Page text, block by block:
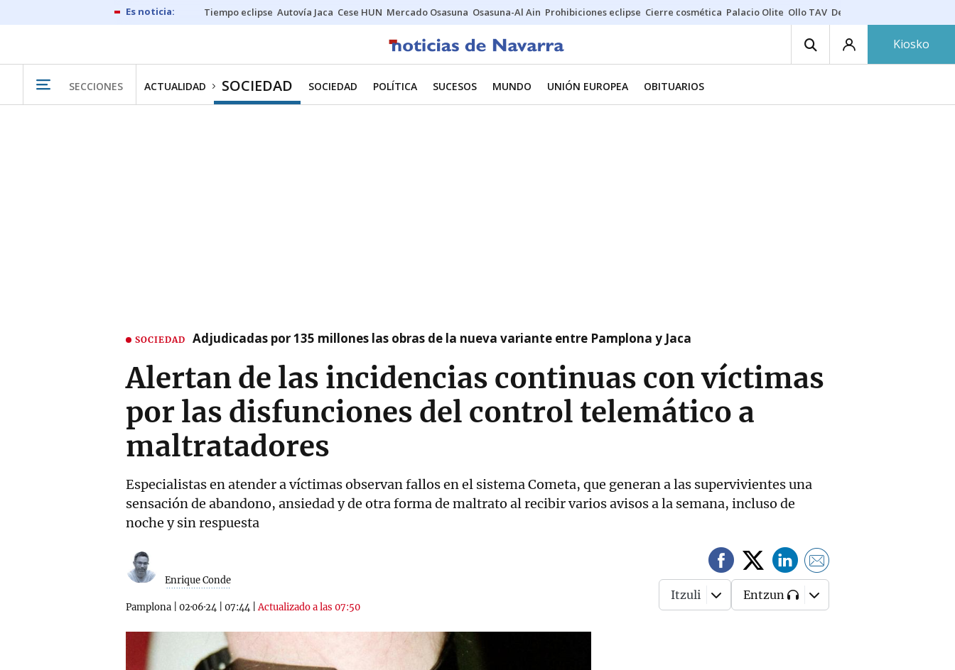
Tiempo eclipse Autovía Jaca Cese HUN Mercado Osasuna Osasuna-Al Ain Prohibiciones eclipse Cierre cosmética Palacio Olite Ollo TAV Derrama vecinos
Kiosko
SECCIONES ACTUALIDAD SOCIEDAD SOCIEDAD POLÍTICA SUCESOS MUNDO UNIÓN EUROPEA OBITUARIOS
SOCIEDAD Adjudicadas por 135 millones las obras de la nueva variante entre Pamplona y Jaca
Alertan de las incidencias continuas con víctimas
por las disfunciones del control telemático a
maltratadores
Especialistas en atender a víctimas observan fallos en el sistema Cometa, que generan a las supervivientes una
sensación de abandono, ansiedad y de otra forma de maltrato al recibir varios avisos a la semana, incluso de
noche y sin respuesta
Enrique Conde
Pamplona 02·06·24 07:44 |Actualizado a las 07:50
Itzuli Entzun